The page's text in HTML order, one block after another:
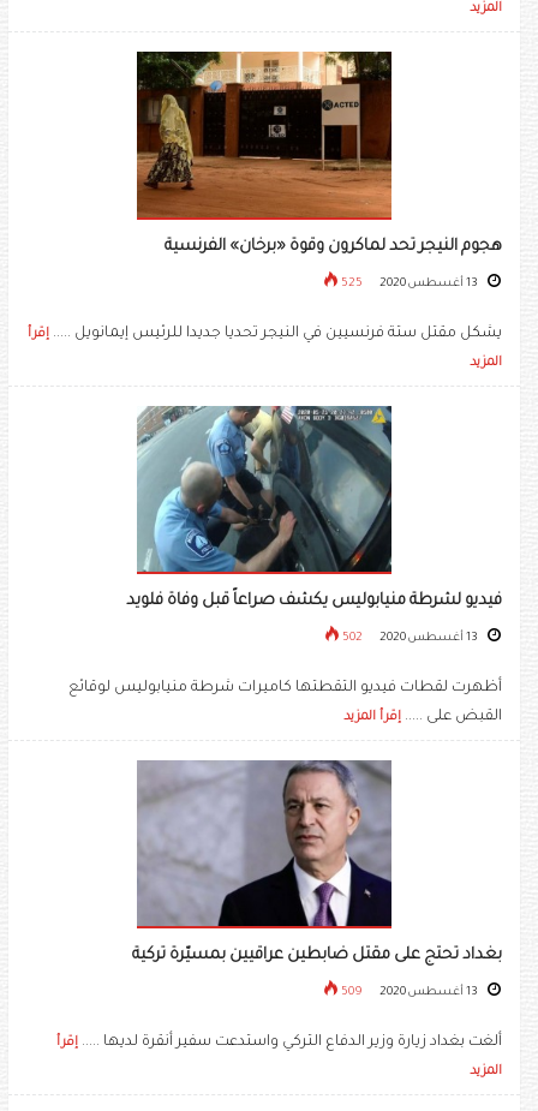
المزيد
هجوم النيجر تحد لماكرون وقوة «برخان» الفرنسية
525
يشكل مقتل ستة فرنسيين في النيجر تحديا جديدا للرئيس إيمانويل ..... إقرأ
المزيد
فيديو لشرطة منيابوليس يكشف صراعاً قبل وفاة فلويد
502
أظهرت لقطات فيديو التقطتها كاميرات شرطة منيابوليس لوقائع
القبض على ..... إقرأ المزيد
بغداد تحتج على مقتل ضابطين عراقيين بمسيّرة تركية
509
ألغت بغداد زيارة وزير الدفاع التركي واستدعت سفير أنقرة لديها ..... إقرأ
المزيد